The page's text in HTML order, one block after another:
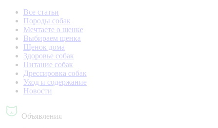
Все статьи
Породы собак
Мечтаете о щенке
Выбираем щенка
Щенок дома
Здоровье собак
Питание собак
Дрессировка собак
Уход и содержание
Новости
Объявления